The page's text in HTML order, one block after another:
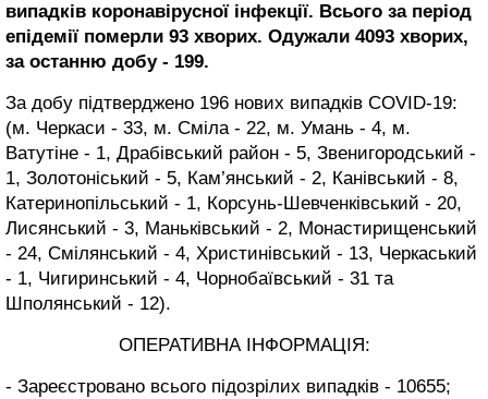
випадків коронавірусної інфекції. Всього за період
епідемії померли 93 хворих. Одужали 4093 хворих,
за останню добу - 199.
За добу підтверджено 196 нових випадків COVID-19:
(м. Черкаси - 33, м. Сміла - 22, м. Умань - 4, м.
Ватутіне - 1, Драбівський район - 5, Звенигородський -
1, Золотоніський - 5, Кам’янський - 2, Канівський - 8,
Катеринопільський - 1, Корсунь-Шевченківський - 20,
Лисянський - 3, Маньківський - 2, Монастирищенський
- 24, Смілянський - 4, Христинівський - 13, Черкаський
- 1, Чигиринський - 4, Чорнобаївський - 31 та
Шполянський - 12).
ОПЕРАТИВНА ІНФОРМАЦІЯ:
- Зареєстровано всього підозрілих випадків - 10655;